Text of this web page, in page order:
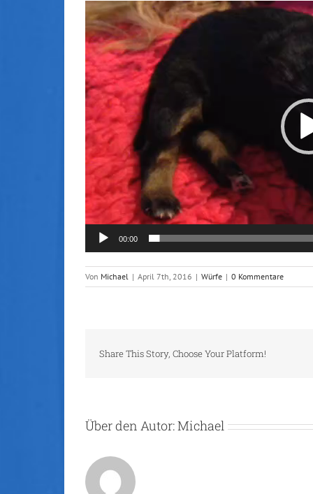
Video-
Player
00:00
Von Michael | April 7th, 2016 | Würfe | 0 Kommentare
Share This Story, Choose Your Platform!
Über den Autor:Michael